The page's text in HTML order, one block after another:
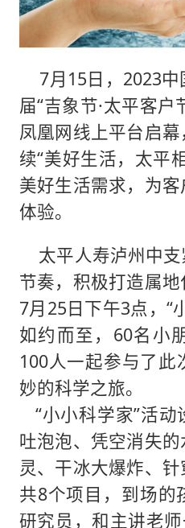
7月15日，2023中
届“吉象节·太平客户
凤凰网线上平台启
续“美好生活，太平
美好生活需求，为
体验。
太平人寿泸州中支
节奏，积极打造属地
7月25日下午3点，“
如约而至，60名小
100人一起参与了
妙的科学之旅。
“小小科学家”活
吐泡泡、凭空消失
灵、干冰大爆炸、
共8个项目，到场的
研究员，和主讲老